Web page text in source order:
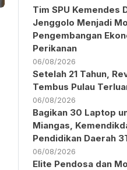
Tim SPU Kemendes
Jenggolo Menjadi
Pengembangan
Perikanan
06/08/2026
Setelah 21 Tahun,
Tembus Pulau
06/08/2026
Bagikan 30 Laptop
Miangas,
Pendidikan Daerah
06/08/2026
Elite Pendosa dan